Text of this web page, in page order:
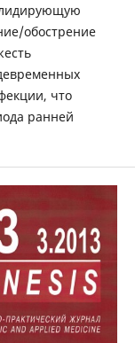
лидирующую
обострение
что
ранней